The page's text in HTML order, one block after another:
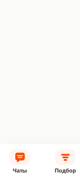
Чаты Подбор